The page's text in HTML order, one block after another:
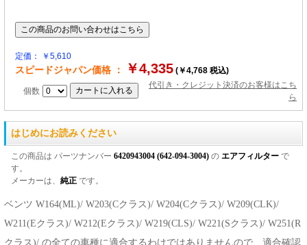
定価： ￥5,610
スピードジャパン価格 ： ￥4,335 (￥4,768 税込)
個数
代引き・クレジット決済のお客様はこち
ら
はじめにお読みください
この商品は パーツナンバー 6420943004 (642-094-3004) の エアフィルター で
す。
メーカーは、 純正 です。
ベンツ W164(ML)/ W203(Cクラス)/ W204(Cクラス)/ W209(CLK)/
W211(Eクラス)/ W212(Eクラス)/ W219(CLS)/ W221(Sクラス)/ W251(R
クラス)/ の全ての車種に適合するわけではありませんので、適合確認